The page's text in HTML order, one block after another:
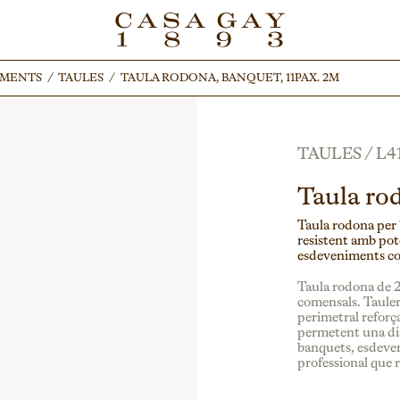
/ TAULES / TAULA RODONA, BANQUET, 11PAX. 2M
/ TAULES / TAULA RODONA, BANQUET, 11PAX. 2M
TAULES/
Taula
Taula rodona per
resistent amb
esdeveniments
Taula rodona de
comensals.
perimetral
permetent una
banquets,
professional que